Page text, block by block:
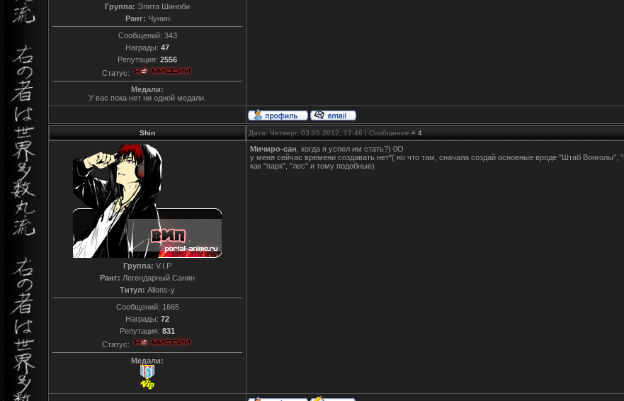
Группа: Элита Шиноби
Ранг: Чунин
Сообщений: 343
Награды: 47
Репутация: 2556
Статус:
Медали:
У вас пока нет ни одной медали.
Shin Дата: Четверг, 03.05.2012, 17:46 | Сообщение # 4
Группа: V.I.P
Ранг: Легендарный Санин
Титул: Allons-y
Сообщений: 1665
Награды: 72
Репутация: 831
Статус:
Медали:
Мичиро-сан , когда я успел им стать?) 0O
у меня сейчас времени создавать нет*( но что там, сначала создай основные вроде "Штаб
как "парк", "лес" и тому подобные)